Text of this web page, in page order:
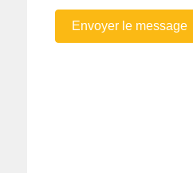
Envoyer le message